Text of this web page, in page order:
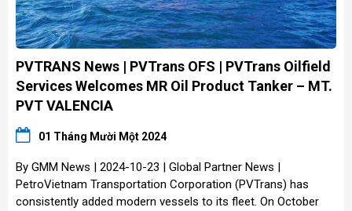
PVTRANS News | PVTrans OFS | PVTrans Oilfield
Services Welcomes MR Oil Product Tanker – MT.
PVT VALENCIA
01 Tháng Mười Một 2024
By GMM News | 2024-10-23 | Global Partner News |
PetroVietnam Transportation Corporation (PVTrans) has
consistently added modern vessels to its fleet. On October